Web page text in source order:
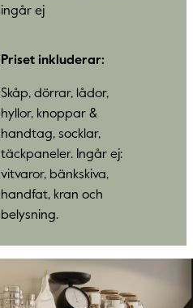
ingår ej
Priset inkluderar:
Skåp, dörrar, lådor,
hyllor, knoppar &
handtag, socklar,
täckpaneler. Ingår ej:
vitvaror, bänkskiva,
handfat, kran och
belysning.